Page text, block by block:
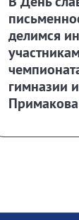
делимся
гимназии